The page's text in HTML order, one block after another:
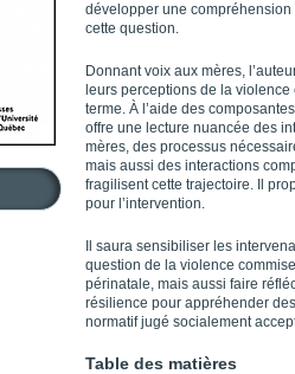
développer une
cette question.
Donnant voix aux mères,
leurs perceptions de la
terme. À l’aide des
offre une lecture nuancée des
mères, des processus
mais aussi des interactions
fragilisent cette trajectoire. Il
pour l’intervention.
Il saura sensibiliser les
question de la violence
périnatale, mais aussi faire
résilience pour appréhender
normatif jugé socialement
Table des matières